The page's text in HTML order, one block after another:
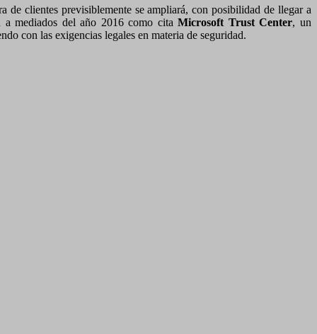
de clientes previsiblemente se ampliará, con posibilidad de llegar a
mediados del año 2016 como citaMicrosoft Trust Center, un
con las exigencias legales en materia de seguridad.